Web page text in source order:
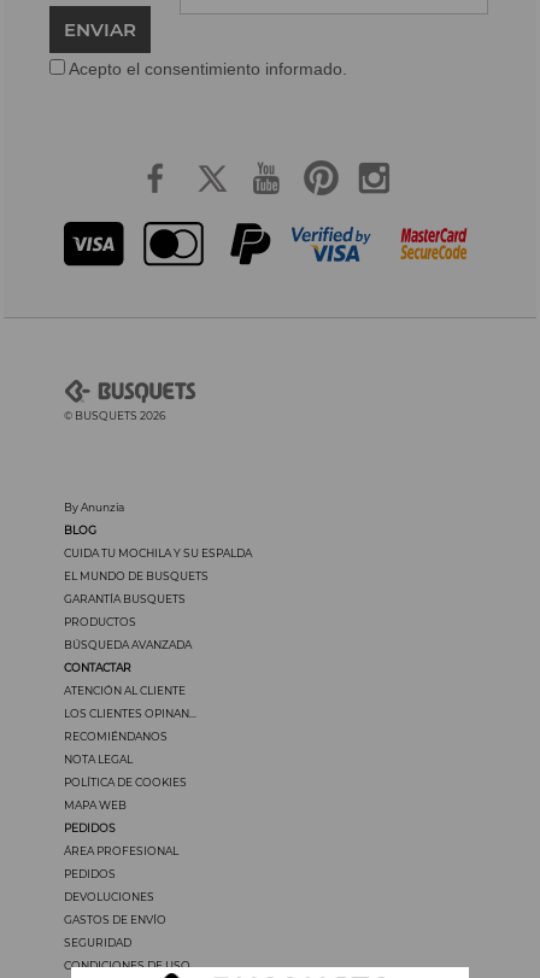
ENVIAR
Acepto el consentimiento informado.
© BUSQUETS 2026
By Anunzia
BLOG
CUIDA TU MOCHILA Y SU ESPALDA
EL MUNDO DE BUSQUETS
GARANTÍA BUSQUETS
PRODUCTOS
BÚSQUEDA AVANZADA
CONTACTAR
ATENCIÓN AL CLIENTE
LOS CLIENTES OPINAN...
RECOMIÉNDANOS
NOTA LEGAL
POLÍTICA DE COOKIES
MAPA WEB
PEDIDOS
ÁREA PROFESIONAL
PEDIDOS
DEVOLUCIONES
GASTOS DE ENVÍO
SEGURIDAD
CONDICIONES DE USO